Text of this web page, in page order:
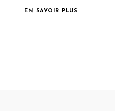
EN SAVOIR PLUS